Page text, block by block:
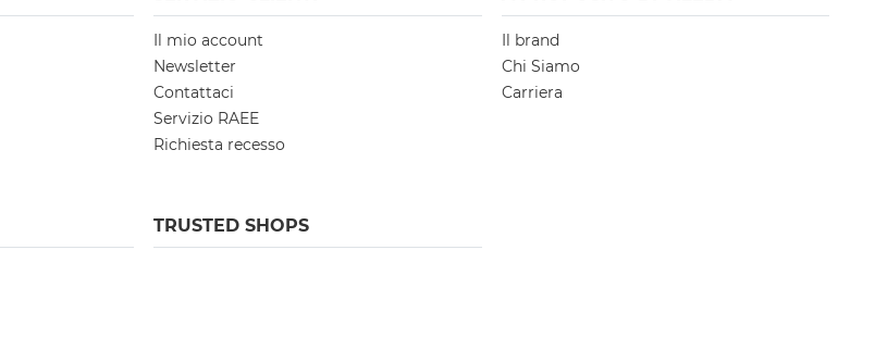
Il mio account
Newsletter
Contattaci
Servizio RAEE
Richiesta recesso
Il brand
Chi Siamo
Carriera
TRUSTED SHOPS